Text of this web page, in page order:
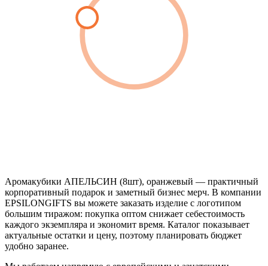
Аромакубики АПЕЛЬСИН (8шт), оранжевый — практичный
корпоративный подарок и заметный бизнес мерч. В компании
EPSILONGIFTS вы можете заказать изделие с логотипом
большим тиражом: покупка оптом снижает себестоимость
каждого экземпляра и экономит время. Каталог показывает
актуальные остатки и цену, поэтому планировать бюджет
удобно заранее.